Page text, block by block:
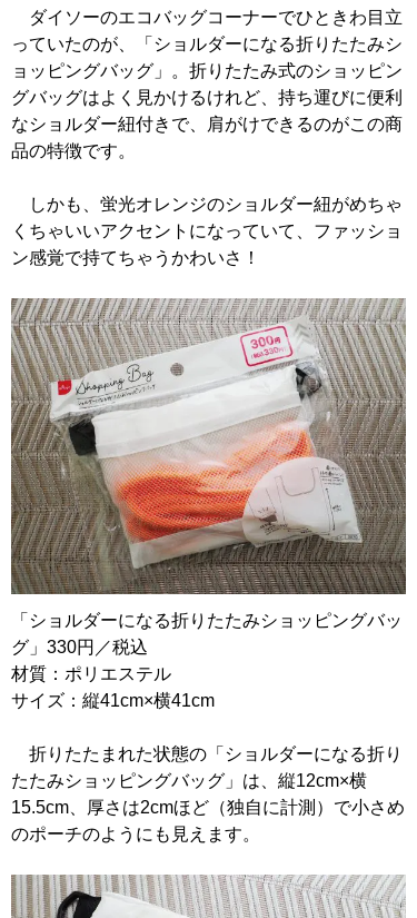
ダイソーのエコバッグコーナーでひときわ目立
っていたのが、「ショルダーになる折りたたみシ
ョッピングバッグ」。折りたたみ式のショッピン
グバッグはよく見かけるけれど、持ち運びに便利
なショルダー紐付きで、肩がけできるのがこの商
品の特徴です。
しかも、蛍光オレンジのショルダー紐がめちゃ
くちゃいいアクセントになっていて、ファッショ
ン感覚で持てちゃうかわいさ！
「ショルダーになる折りたたみショッピングバッ
グ」330円／税込
材質：ポリエステル
サイズ：縦41cm×横41cm
折りたたまれた状態の「ショルダーになる折り
たたみショッピングバッグ」は、縦12cm×横
15.5cm、厚さは2cmほど（独自に計測）で小さめ
のポーチのようにも見えます。